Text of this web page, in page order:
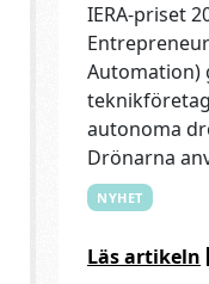
IERA-priset
Automation)
autonoma
Drönarna
NYHET
Läs artikeln
: